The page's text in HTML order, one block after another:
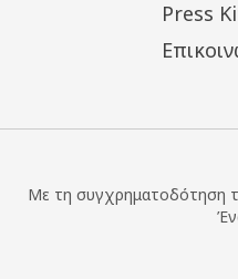
Press
Με τη συγχρηματοδότηση